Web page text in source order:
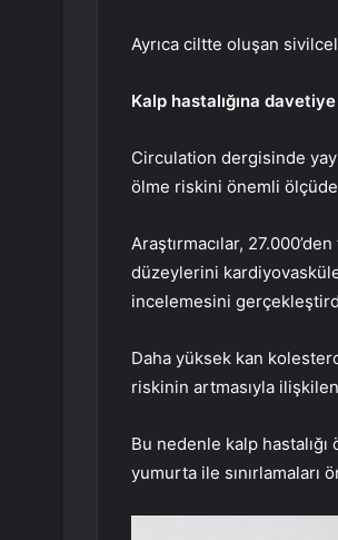
Ayrıca ciltte oluşan
Kalp hastalığına davetiye
Circulation dergisinde
ölme riskini önemli ölçüde
Araştırmacılar,
düzeylerini
incelemesini
Daha yüksek kan
riskinin artmasıyla
Bu nedenle kalp
yumurta ile sınırlamaları